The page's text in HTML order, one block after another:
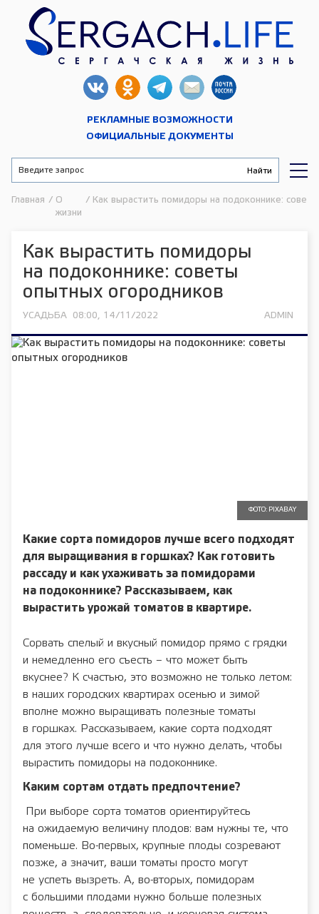
РЕКЛАМНЫЕ ВОЗМОЖНОСТИ
ОФИЦИАЛЬНЫЕ ДОКУМЕНТЫ
Главная / О
жизни
/ Как вырастить помидоры на подоконнике:
Как вырастить помидоры
на подоконнике: советы
опытных огородников
УСАДЬБА 08:00, 14/11/2022 ADMIN
ФОТО: PIXABAY
Какие сорта помидоров лучше всего подходят
для выращивания в горшках? Как готовить
рассаду и как ухаживать за помидорами
на подоконнике? Рассказываем, как
вырастить урожай томатов в квартире.
Сорвать спелый и вкусный помидор прямо с грядки
и немедленно его съесть – что может быть
вкуснее? К счастью, это возможно не только летом:
в наших городских квартирах осенью и зимой
вполне можно выращивать полезные томаты
в горшках. Рассказываем, какие сорта подходят
для этого лучше всего и что нужно делать, чтобы
вырастить помидоры на подоконнике.
Каким сортам отдать предпочтение?
При выборе сорта томатов ориентируйтесь
на ожидаемую величину плодов: вам нужны те, что
поменьше. Во-первых, крупные плоды созревают
позже, а значит, ваши томаты просто могут
не успеть вызреть. А, во-вторых, помидорам
с большими плодами нужно больше полезных